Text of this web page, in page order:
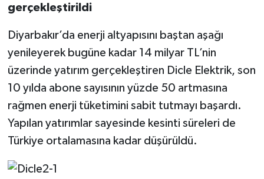
gerçekleştirildi
Diyarbakır’da enerji altyapısını baştan aşağı
yenileyerek bugüne kadar 14 milyar TL’nin
üzerinde yatırım gerçekleştiren Dicle Elektrik, son
10 yılda abone sayısının yüzde 50 artmasına
rağmen enerji tüketimini sabit tutmayı başardı.
Yapılan yatırımlar sayesinde kesinti süreleri de
Türkiye ortalamasına kadar düşürüldü.